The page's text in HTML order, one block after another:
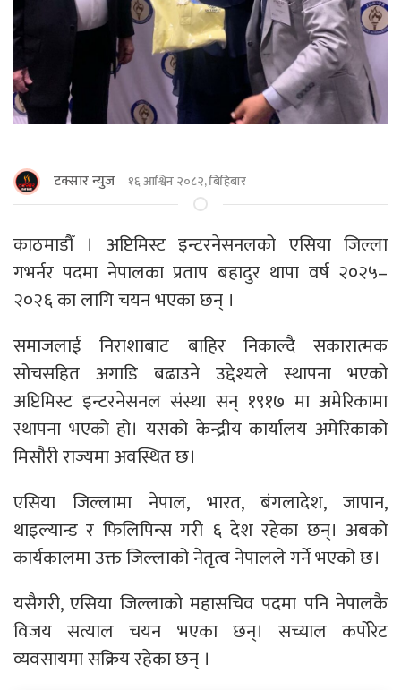
टक्सार न्युज १६ आश्विन २०८२, बिहिबार
काठमाडौँ । अप्टिमिस्ट इन्टरनेसनलको एसिया जिल्ला
गभर्नर पदमा नेपालका प्रताप बहादुर थापा वर्ष २०२५–
२०२६ का लागि चयन भएका छन् ।
समाजलाई निराशाबाट बाहिर निकाल्दै सकारात्मक
सोचसहित अगाडि बढाउने उद्देश्यले स्थापना भएको
अप्टिमिस्ट इन्टरनेसनल संस्था सन् १९१७ मा अमेरिकामा
स्थापना भएको हो। यसको केन्द्रीय कार्यालय अमेरिकाको
मिसौरी राज्यमा अवस्थित छ।
एसिया जिल्लामा नेपाल, भारत, बंगलादेश, जापान,
थाइल्यान्ड र फिलिपिन्स गरी ६ देश रहेका छन्। अबको
कार्यकालमा उक्त जिल्लाको नेतृत्व नेपालले गर्ने भएको छ।
यसैगरी, एसिया जिल्लाको महासचिव पदमा पनि नेपालकै
विजय सत्याल चयन भएका छन्। सच्याल कर्पोरेट
व्यवसायमा सक्रिय रहेका छन् ।